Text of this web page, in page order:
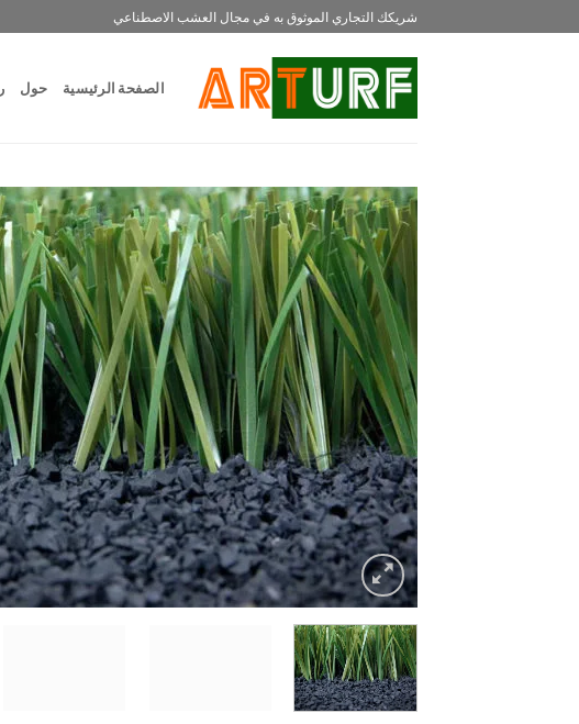
للمحتوى
شريكك التجاري الموثوق به في مجال العشب الاصطناعي
الصفحة الرئيسية حول